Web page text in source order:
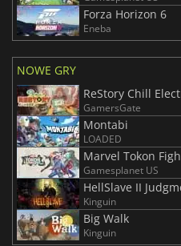
Forza Horizon 6
Eneba
NOWE GRY
ReStory Chill
GamersGate
Montabi
LOADED
Marvel Tokon
Gamesplanet US
HellSlave II
Kinguin
Big Walk
Kinguin